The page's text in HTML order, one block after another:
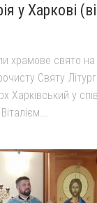
у Харкові
храмове свято на
Святу
Харківський у